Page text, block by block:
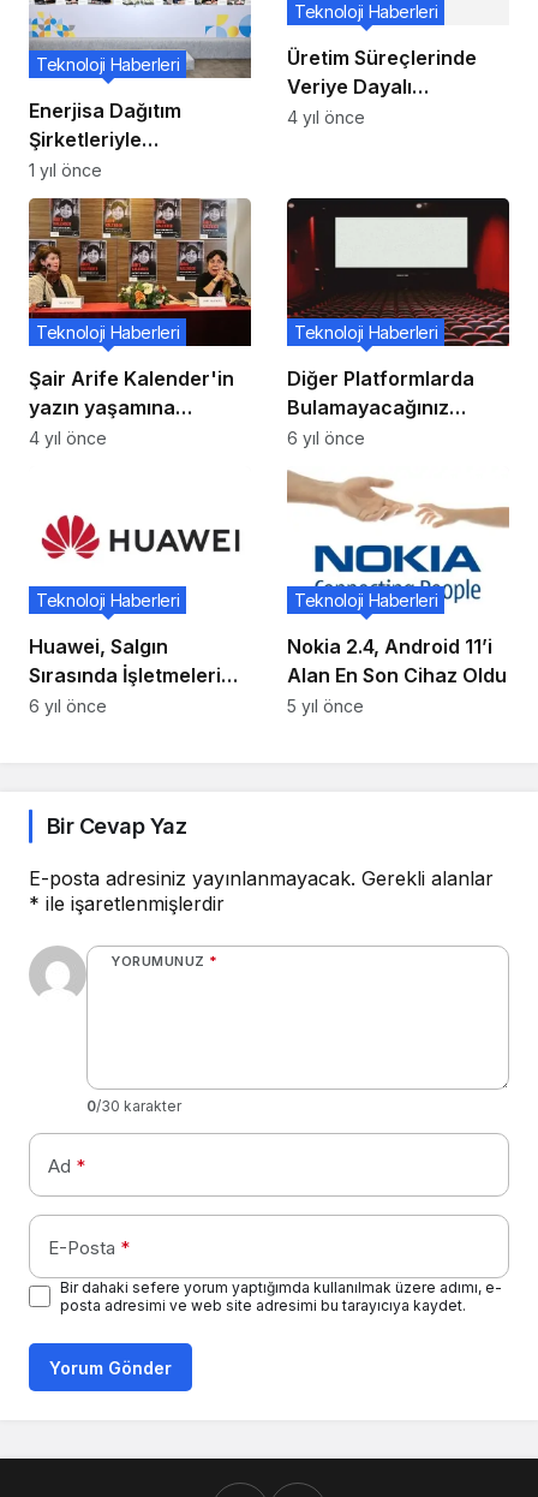
Enerjisa Dağıtım
Şirketleriyle
Uluslararası Deneyim
Fırsatı
Teknoloji Haberleri
1 yıl önce
Üretim Süreçlerinde
Veriye Dayalı
Hizmetleri Kullanmak
Teknoloji Haberleri
4 yıl önce
Şair Arife Kalender'in
yazın yaşamına
yolculuk
Teknoloji Haberleri
4 yıl önce
Diğer Platformlarda
Bulamayacağınız
Kaliteye Sahip 9
Amazon Prime Filmi!
Teknoloji Haberleri
6 yıl önce
Huawei, Salgın
Sırasında İşletmeleri
Desteklemek İçin Yeni
Teknoloji Haberleri
6 yıl önce
Nokia 2.4, Android 11’i
Alan En Son Cihaz Oldu
Teknoloji Haberleri
5 yıl önce
Bir Cevap Yaz
E-posta adresiniz yayınlanmayacak. Gerekli alanlar
* ile işaretlenmişlerdir
YORUMUNUZ *
0/30 karakter
Ad *
E-Posta *
Bir dahaki sefere yorum yaptığımda kullanılmak üzere adımı, e-
posta adresimi ve web site adresimi bu tarayıcıya kaydet.
Yorum Gönder